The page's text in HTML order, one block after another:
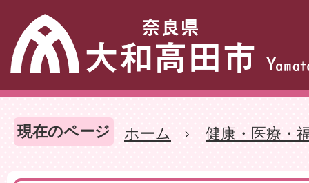
現在のページ ホーム 健康・医療・